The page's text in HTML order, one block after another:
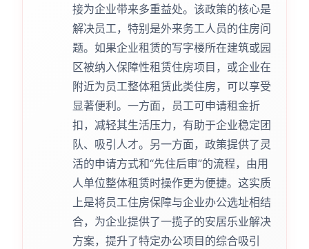
接为企业带来多重益处。该政策的核心是
解决员工，特别是外来务工人员的住房问
题。如果企业租赁的写字楼所在建筑或园
区被纳入保障性租赁住房项目，或企业在
附近为员工整体租赁此类住房，可以享受
显著便利。一方面，员工可申请租金折
扣，减轻其生活压力，有助于企业稳定团
队、吸引人才。另一方面，政策提供了灵
活的申请方式和“先住后审”的流程，由用
人单位整体租赁时操作更为便捷。这实质
上是将员工住房保障与企业办公选址相结
合，为企业提供了一揽子的安居乐业解决
方案，提升了特定办公项目的综合吸引